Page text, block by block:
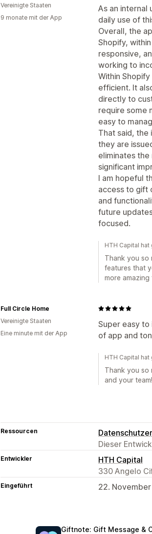
As an internal
daily use of
Overall, the
Shopify,
responsive,
working to
Within
efficient. It
directly to
require some
easy to
That said,
they are
eliminates
significant
I am hopeful
access to gift
and
future
focused.
Vereinigte Staaten
9 monate mit der App
HTH Capital
Thank you so
features that
more
Super easy
of app and
Full Circle Home
Vereinigte Staaten
Eine minute mit der App
HTH Capital
Thank you so
and your team!
Ressourcen
Dieser
Entwickler
HTH Capital
330 Angelo
Eingeführt 22. November
Giftnote: Gift Message &